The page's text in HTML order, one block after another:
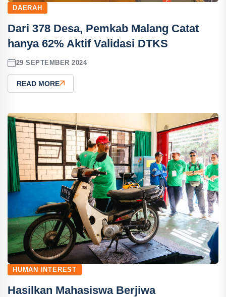
DAERAH
Dari 378 Desa, Pemkab Malang Catat
hanya 62% Aktif Validasi DTKS
29 SEPTEMBER 2024
READ MORE
HUMAN INTEREST
Hasilkan Mahasiswa Berjiwa